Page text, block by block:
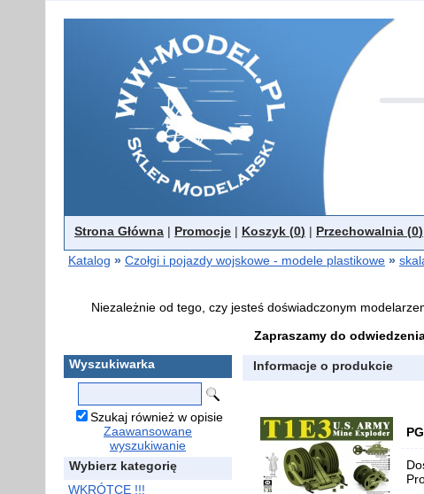
Strona Główna | Promocje | Koszyk (0) | Przechowalnia (0)
Katalog » Czołgi i pojazdy wojskowe - modele plastikowe »
Niezależnie od tego, czy jesteś doświadczonym
Zapraszamy do
Wyszukiwarka
Szukaj również w opisie
Zaawansowane
wyszukiwanie
Wybierz kategorię
WKRÓTCE !!!
Informacje o produkcie